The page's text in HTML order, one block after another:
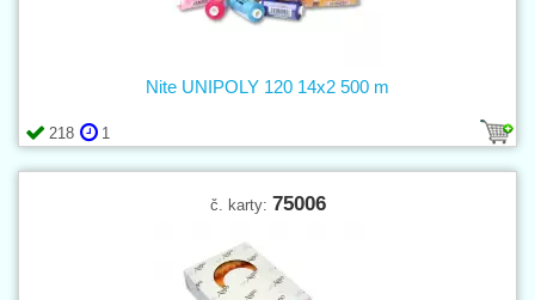
218 1
Nite UNIPOLY 120 14x2 500 m
č. karty: 75006